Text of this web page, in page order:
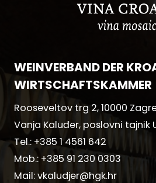
WEINVERBAND DER
WIRTSCHAFTSKAMMER
Rooseveltov trg 2, 10000
Vanja Kaluđer, poslovni tajnik
Tel.: +385 1 4561 642
Mob.: +385 91 230 0303
Mail:vkaludjer@hgk.hr